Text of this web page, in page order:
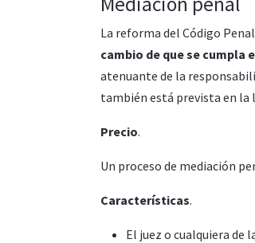
La reforma del Código
cambio de que se cumpla
atenuante de la
también está prevista en la
Precio.
Un proceso de mediación
Características.
El juez o cualquiera